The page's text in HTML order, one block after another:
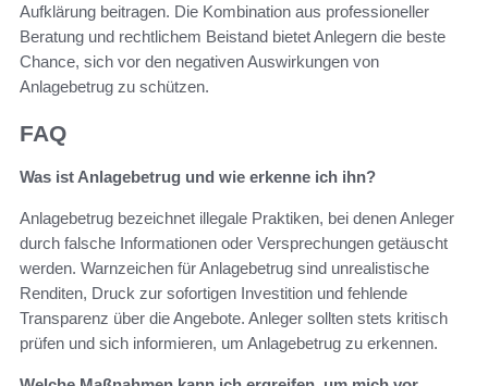
Aufklärung beitragen. Die Kombination aus professioneller
Beratung und rechtlichem Beistand bietet Anlegern die beste
Chance, sich vor den negativen Auswirkungen von
Anlagebetrug zu schützen.
FAQ
Was ist Anlagebetrug und wie erkenne ich ihn?
Anlagebetrug bezeichnet illegale Praktiken, bei denen Anleger
durch falsche Informationen oder Versprechungen getäuscht
werden. Warnzeichen für Anlagebetrug sind unrealistische
Renditen, Druck zur sofortigen Investition und fehlende
Transparenz über die Angebote. Anleger sollten stets kritisch
prüfen und sich informieren, um Anlagebetrug zu erkennen.